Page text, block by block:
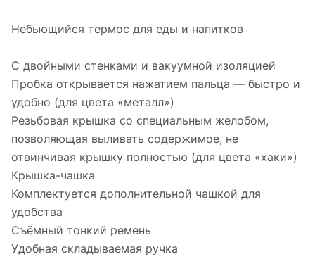
Небьющийся термос для еды и напитков
С двойными стенками и вакуумной изоляцией
Пробка открывается нажатием пальца — быстро и
удобно (для цвета «металл»)
Резьбовая крышка со специальным желобом,
позволяющая выливать содержимое, не
отвинчивая крышку полностью (для цвета «хаки»)
Крышка-чашка
Комплектуется дополнительной чашкой для
удобства
Съёмный тонкий ремень
Удобная складываемая ручка